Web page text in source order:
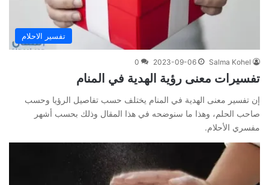
تفسير الاحلام
Salma Kohel
2023-09-06
0
تفسيرات معنى رؤية الهدية في المنام
إن تفسير معنى الهدية في المنام يختلف حسب تفاصيل الرؤيا وحسب
صاحب الحلم، وهذا ما سنوضحه في هذا المقال وذلك بحسب أشهر
مفسري الأحلام.